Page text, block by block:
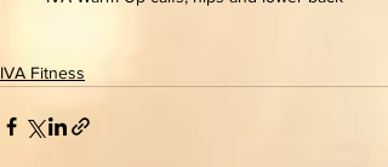
IVA Fitness